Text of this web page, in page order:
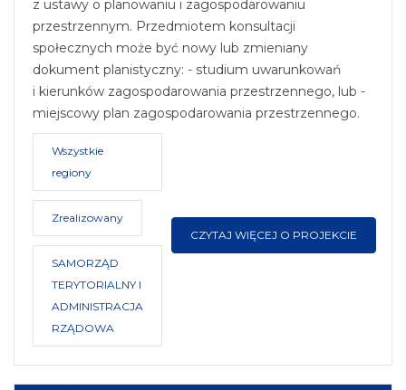
z ustawy o planowaniu i zagospodarowaniu
przestrzennym. Przedmiotem konsultacji
społecznych może być nowy lub zmieniany
dokument planistyczny: - studium uwarunkowań
i kierunków zagospodarowania przestrzennego, lub -
miejscowy plan zagospodarowania przestrzennego.
Wszystkie
regiony
Zrealizowany
SAMORZĄD
TERYTORIALNY I
ADMINISTRACJA
RZĄDOWA
CZYTAJ WIĘCEJ O PROJEKCIE